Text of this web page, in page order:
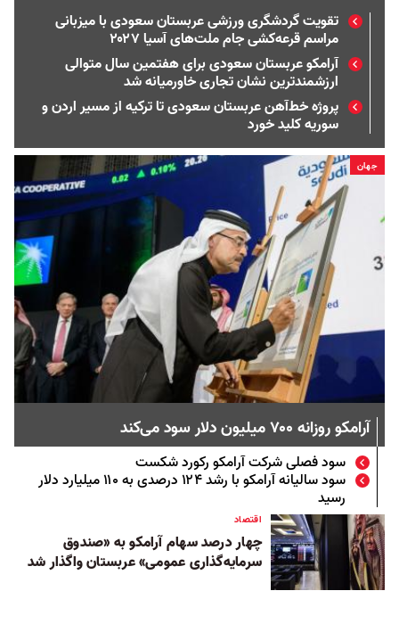
تقویت گردشگری ورزشی عربستان سعودی با میزبانی
مراسم قرعه‌کشی جام ملت‌های آسیا ۲۰۲۷
آرامکو عربستان سعودی برای هفتمین سال متوالی
ارزشمندترین نشان تجاری خاورمیانه شد
پروژه خط‌آهن عربستان سعودی تا ترکیه از مسیر اردن و
سوریه کلید خورد
جهان
آرامکو روزانه ۷۰۰ میلیون دلار سود می‌کند
سود فصلی شرکت آرامکو رکورد شکست
سود سالیانه آرامکو با رشد ۱۲۴ درصدی به ۱۱۰ میلیارد دلار
رسید
اقتصاد
چهار درصد سهام آرامکو به «صندوق
سرمایه‌گذاری عمومی» عربستان واگذار شد